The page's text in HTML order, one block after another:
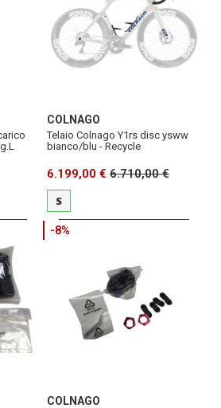
COLNAGO
Telaio Colnago Y1rs disc ysww
bianco/blu - Recycle
6.199,00 € 6.710,00 €
S
-8%
COLNAGO